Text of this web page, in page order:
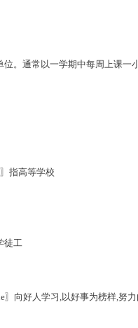
位。通常以一学期中每周上课一
指高等学校
徒工
〗向好人学习,以好事为榜样,努